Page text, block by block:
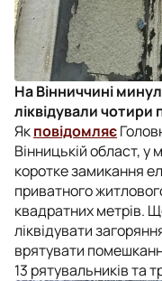
На Вінниччині
ліквідували чотири
Якповідомляє
Вінницькій област, у
коротке замикання
приватного
квадратних метрів.
ліквідувати
врятувати
13 рятувальників та